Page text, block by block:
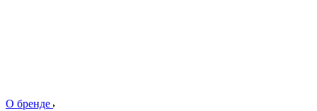
О бренде